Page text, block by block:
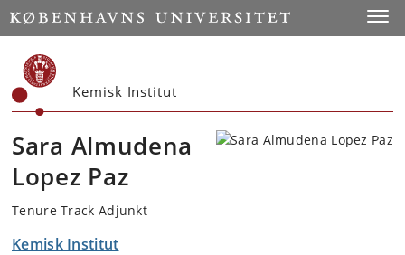
Start
Kemisk Institut
Sara Almudena
Lopez Paz
Tenure Track Adjunkt
Kemisk Institut